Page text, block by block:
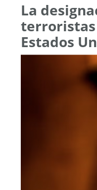
La
terroristas
Estados